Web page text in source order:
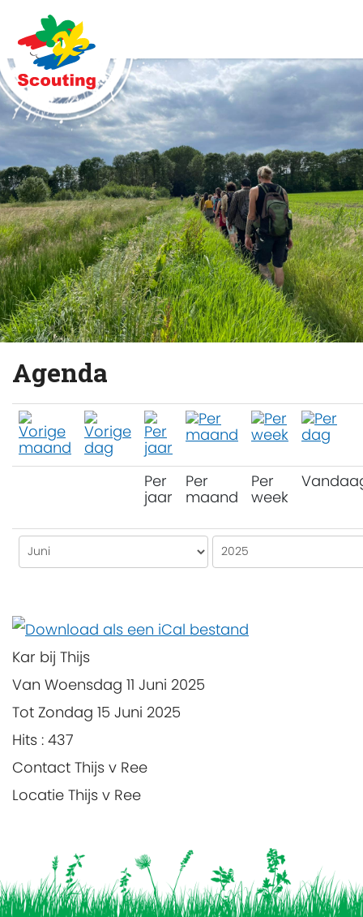
Agenda
Per
jaar
Per
maand
Per
week
Kar bij Thijs
Van Woensdag 11 Juni 2025
Tot Zondag 15 Juni 2025
Hits : 437
Contact Thijs v Ree
Locatie Thijs v Ree